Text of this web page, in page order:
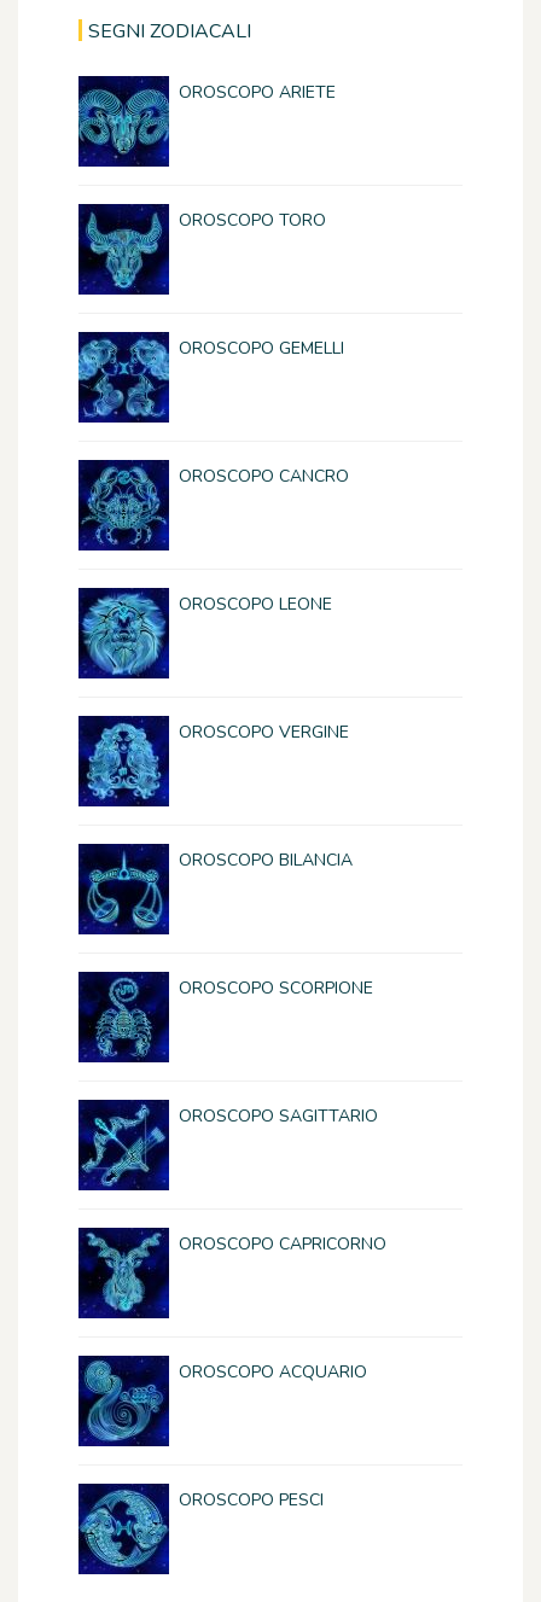
SEGNI ZODIACALI
OROSCOPO ARIETE
OROSCOPO TORO
OROSCOPO GEMELLI
OROSCOPO CANCRO
OROSCOPO LEONE
OROSCOPO VERGINE
OROSCOPO BILANCIA
OROSCOPO SCORPIONE
OROSCOPO SAGITTARIO
OROSCOPO CAPRICORNO
OROSCOPO ACQUARIO
OROSCOPO PESCI